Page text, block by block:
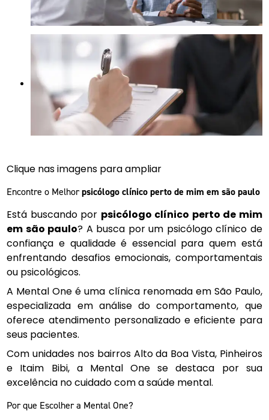
Clique nas imagens para ampliar
Encontre o Melhorpsicólogo clínico perto de mim em são paulo
Está buscando por psicólogo clínico perto de mim
em são paulo? A busca por um psicólogo clínico de
confiança e qualidade é essencial para quem está
enfrentando desafios emocionais, comportamentais
ou psicológicos.
A Mental One é uma clínica renomada em São Paulo,
especializada em análise do comportamento, que
oferece atendimento personalizado e eficiente para
seus pacientes.
Com unidades nos bairros Alto da Boa Vista, Pinheiros
e Itaim Bibi, a Mental One se destaca por sua
excelência no cuidado com a saúde mental.
Por que Escolher a Mental One?